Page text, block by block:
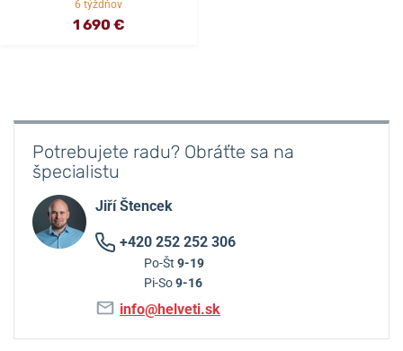
6 týždňov
1 690 €
Potrebujete radu? Obráťte sa na
špecialistu
Jiří Štencek
+420 252 252 306
Po-Št 9-19
Pi-So9-16
info@helveti.sk